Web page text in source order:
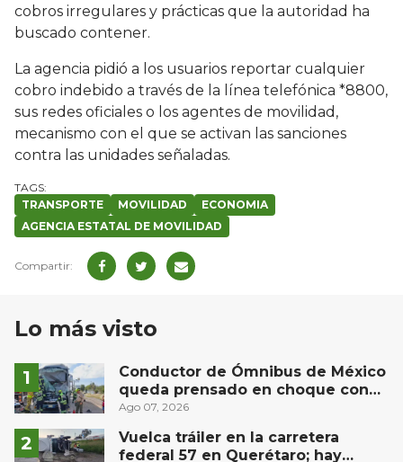
cobros irregulares y prácticas que la autoridad ha
buscado contener.
La agencia pidió a los usuarios reportar cualquier
cobro indebido a través de la línea telefónica *8800,
sus redes oficiales o los agentes de movilidad,
mecanismo con el que se activan las sanciones
contra las unidades señaladas.
TRANSPORTE MOVILIDAD
ECONOMIA
AGENCIA ESTATAL DE MOVILIDAD
Lo más visto
Conductor de Ómnibus de México
queda prensado en choque con
materialista en San Juan del Río
Ago 07, 2026
Vuelca tráiler en la carretera
federal 57 en Querétaro; hay